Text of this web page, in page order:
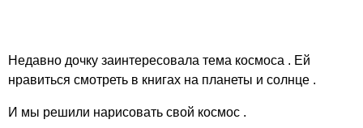
Недавно дочку заинтересовала тема космоса . Ей
нравиться смотреть в книгах на планеты и солнце .
И мы решили нарисовать свой космос .